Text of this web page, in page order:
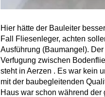
Hier hätte der Bauleiter
Fall Fliesenleger, achten
Ausführung (Baumangel).
Verfugung zwischen
steht in Aerzen . Es war kein
mit der baubegleitenden
Haus war schon während